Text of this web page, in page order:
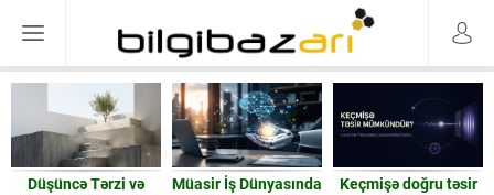
Düşüncə Tərzi və
Müasir İş Dünyasında
Keçmişə doğru təsir